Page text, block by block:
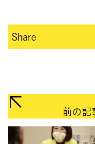
Share
前の記